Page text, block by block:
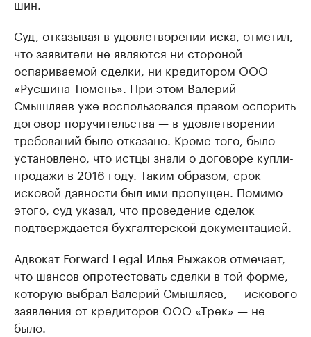
шин.
Суд, отказывая в удовлетворении иска, отметил,
что заявители не являются ни стороной
оспариваемой сделки, ни кредитором ООО
«Русшина-Тюмень». При этом Валерий
Смышляев уже воспользовался правом оспорить
договор поручительства — в удовлетворении
требований было отказано. Кроме того, было
установлено, что истцы знали о договоре купли-
продажи в 2016 году. Таким образом, срок
исковой давности был ими пропущен. Помимо
этого, суд указал, что проведение сделок
подтверждается бухгалтерской документацией.
Адвокат Forward Legal Илья Рыжаков отмечает,
что шансов опротестовать сделки в той форме,
которую выбрал Валерий Смышляев, — искового
заявления от кредиторов ООО «Трек» — не
было.